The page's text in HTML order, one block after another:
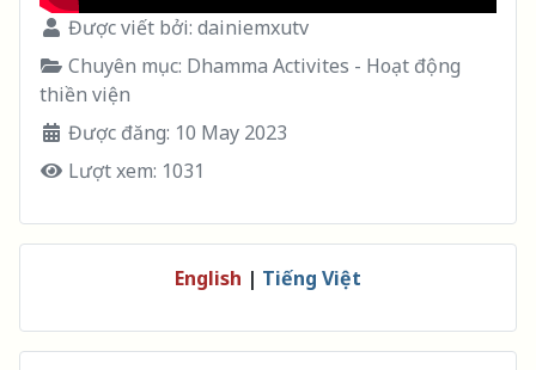
English | Tiếng Việt
Được viết bởi: dainiemxutv
Chuyên mục: Dhamma Activites - Hoạt động
thiền viện
Được đăng: 10 May 2023
Lượt xem: 1031